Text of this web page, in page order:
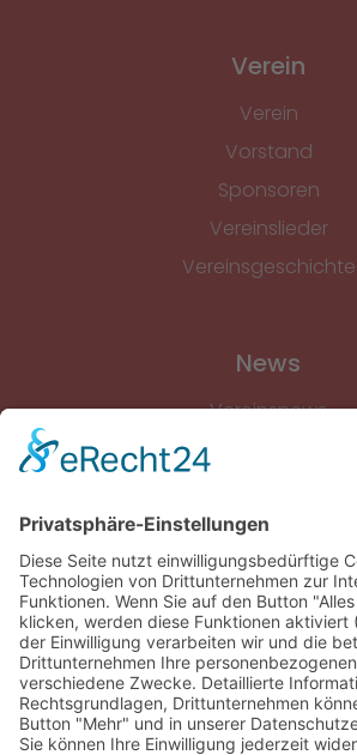
Verein
Verein
Vorstand
Sponsoren
Vereinslieder
Vereinsgeschichte
News
Vereinsnews
Gymnastik & Aerobic
Tischtennis
Footvolley
Sonstiges
Download-Bereich